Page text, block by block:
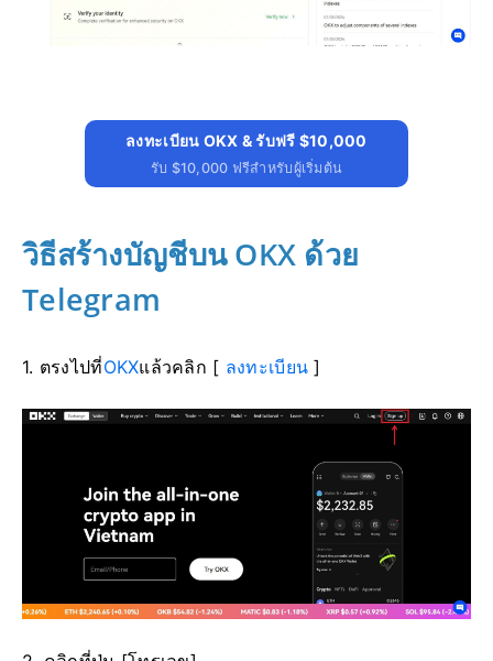
ลงทะเบียน OKX & รับฟรี $10,000
รับ $10,000 ฟรีสำหรับผู้เริ่มต้น
วิธีสร้างบัญชีบน OKX ด้วย
Telegram
1. ตรงไปที่OKXแล้วคลิก [ ลงทะเบียน ]